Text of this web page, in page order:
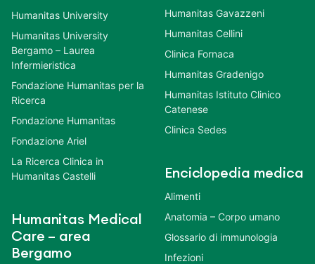
Humanitas University
Humanitas University
Bergamo – Laurea
Infermieristica
Fondazione Humanitas per la
Ricerca
Fondazione Humanitas
Fondazione Ariel
La Ricerca Clinica in
Humanitas Castelli
Humanitas Medical
Care – area
Bergamo
Humanitas Gavazzeni
Humanitas Cellini
Clinica Fornaca
Humanitas Gradenigo
Humanitas Istituto Clinico
Catenese
Clinica Sedes
Enciclopedia medica
Alimenti
Anatomia – Corpo umano
Glossario di immunologia
Infezioni